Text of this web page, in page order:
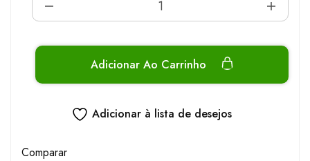
Adicionar Ao Carrinho
Adicionar à lista de desejos
Comparar